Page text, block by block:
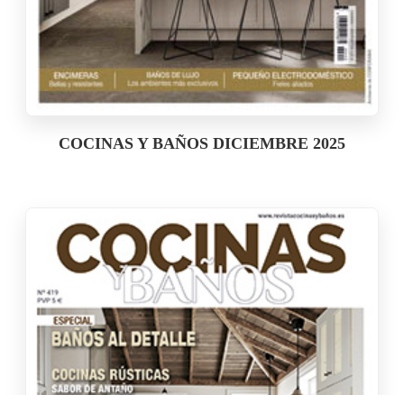
COCINAS Y BAÑOS DICIEMBRE 2025